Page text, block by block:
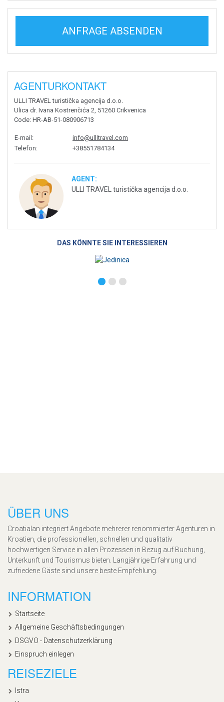
ANFRAGE ABSENDEN
AGENTURKONTAKT
ULLI TRAVEL turistička agencija d.o.o.
Ulica dr. Ivana Kostrenčića 2, 51260 Crikvenica
Code: HR-AB-51-080906713
E-mail :
info@ullitravel.com
Telefon: +38551784134
AGENT:
ULLI TRAVEL turistička agencija d.o.o.
DAS KÖNNTE SIE INTERESSIEREN
ÜBER UNS
Croatialan integriert Angebote mehrerer renommierter Agenturen in
Kroatien, die professionellen, schnellen und qualitativ
hochwertigen Service in allen Prozessen in Bezug auf Buchung,
Unterkunft und Tourismus bieten. Langjährige Erfahrung und
zufriedene Gäste sind unsere beste Empfehlung.
INFORMATION
Startseite
Allgemeine Geschäftsbedingungen
DSGVO - Datenschutzerklärung
Einspruch einlegen
REISEZIELE
Istra